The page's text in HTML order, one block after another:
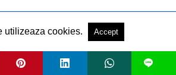
utilizeaza cookies. Accept